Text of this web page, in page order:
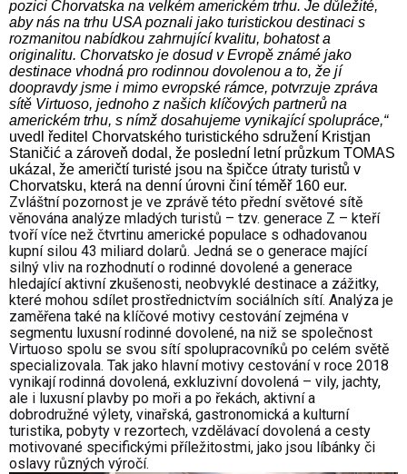
pozici Chorvatska na velkém americkém trhu. Je důležité,
aby nás na trhu USA poznali jako turistickou destinaci s
rozmanitou nabídkou zahrnující kvalitu, bohatost a
originalitu. Chorvatsko je dosud v Evropě známé jako
destinace vhodná pro rodinnou dovolenou a to, že jí
doopravdy jsme i mimo evropské rámce, potvrzuje zpráva
sítě Virtuoso, jednoho z našich klíčových partnerů na
americkém trhu, s nímž dosahujeme vynikající spolupráce,“
uvedl ředitel Chorvatského turistického sdružení Kristjan
Staničić a zároveň dodal, že poslední letní průzkum TOMAS
ukázal, že američtí turisté jsou na špičce útraty turistů v
Chorvatsku, která na denní úrovni činí téměř 160 eur.
Zvláštní pozornost je ve zprávě této přední světové sítě
věnována analýze mladých turistů – tzv. generace Z – kteří
tvoří více než čtvrtinu americké populace s odhadovanou
kupní silou 43 miliard dolarů. Jedná se o generace mající
silný vliv na rozhodnutí o rodinné dovolené a generace
hledající aktivní zkušenosti, neobvyklé destinace a zážitky,
které mohou sdílet prostřednictvím sociálních sítí. Analýza je
zaměřena také na klíčové motivy cestování zejména v
segmentu luxusní rodinné dovolené, na niž se společnost
Virtuoso spolu se svou sítí spolupracovníků po celém světě
specializovala. Tak jako hlavní motivy cestování v roce 2018
vynikají rodinná dovolená, exkluzivní dovolená – vily, jachty,
ale i luxusní plavby po moři a po řekách, aktivní a
dobrodružné výlety, vinařská, gastronomická a kulturní
turistika, pobyty v rezortech, vzdělávací dovolená a cesty
motivované specifickými příležitostmi, jako jsou líbánky či
oslavy různých výročí.